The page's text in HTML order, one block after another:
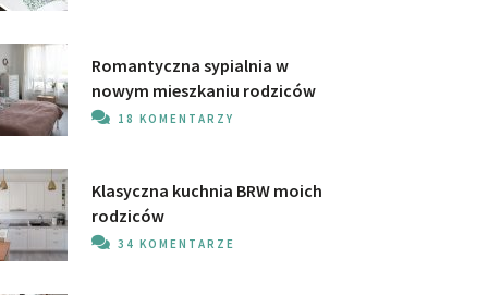
Romantyczna sypialnia w
nowym mieszkaniu rodziców
18 KOMENTARZY
Klasyczna kuchnia BRW moich
rodziców
34 KOMENTARZE